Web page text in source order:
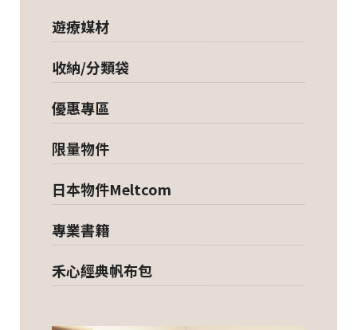
遊療媒材
收納/分類袋
優惠專區
限量物件
日本物件Meltcom
專業書籍
禾心經典帆布包